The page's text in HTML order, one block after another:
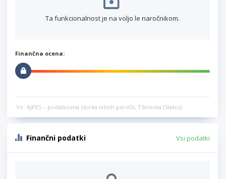
Ta funkcionalnost je na voljo le naročnikom.
Finančna ocena:
Vir: AJPES – podatkovna zbirka letnih poročil, TSmedia (Status)
Finančni podatki Vsi podatki